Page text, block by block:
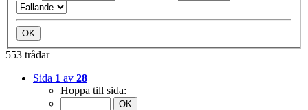
553 trådar
Sida 1 av 28
Hoppa till sida: